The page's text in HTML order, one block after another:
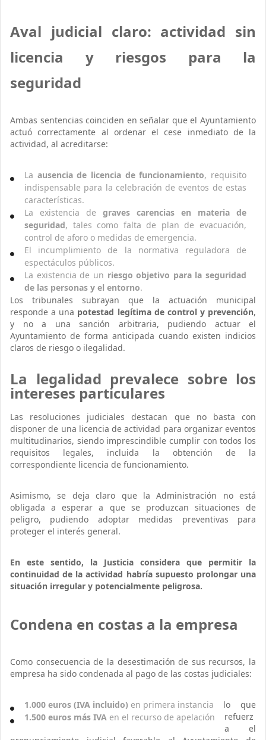
Aval judicial claro: actividad sin
licencia y riesgos para la
seguridad
Ambas sentencias coinciden en señalar que el Ayuntamiento
actuó correctamente al ordenar el cese inmediato de la
actividad, al acreditarse:
La ausencia de licencia de funcionamiento, requisito
indispensable para la celebración de eventos de estas
características.
La existencia de graves carencias en materia de
seguridad, tales como falta de plan de evacuación,
control de aforo o medidas de emergencia.
El incumplimiento de la normativa reguladora de
espectáculos públicos.
La existencia de un riesgo objetivo para la seguridad
de las personas y el entorno.
Los tribunales subrayan que la actuación municipal
responde a una potestad legítima de control y prevención,
y no a una sanción arbitraria, pudiendo actuar el
Ayuntamiento de forma anticipada cuando existen indicios
claros de riesgo o ilegalidad.
La legalidad prevalece sobre los
intereses particulares
Las resoluciones judiciales destacan que no basta con
disponer de una licencia de actividad para organizar eventos
multitudinarios, siendo imprescindible cumplir con todos los
requisitos legales, incluida la obtención de la
correspondiente licencia de funcionamiento.
Asimismo, se deja claro que la Administración no está
obligada a esperar a que se produzcan situaciones de
peligro, pudiendo adoptar medidas preventivas para
proteger el interés general.
En este sentido, la Justicia considera que permitir la
continuidad de la actividad habría supuesto prolongar una
situación irregular y potencialmente peligrosa.
Condena en costas a la empresa
Como consecuencia de la desestimación de sus recursos, la
empresa ha sido condenada al pago de las costas judiciales:
1.000 euros (IVA incluido) en primera instancia
1.500 euros más IVA en el recurso de apelación
lo que
refuerz
a el